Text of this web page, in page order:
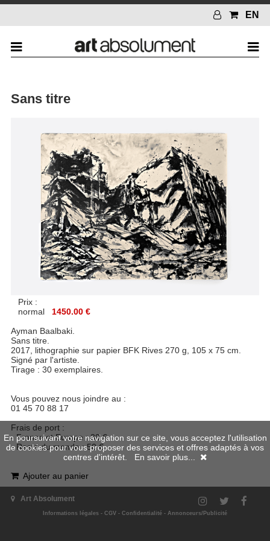
EN
Sans titre
Prix :
normal
1450.00 €
Ayman Baalbaki.
Sans titre.
2017, lithographie sur papier BFK Rives 270 g, 105 x 75 cm.
Signé par l'artiste.
Tirage : 30 exemplaires.
Vous pouvez nous joindre au :
01 45 70 88 17
Frais de port :
- France et Europe : 30 €
- Reste du monde : 50 €
Ajouter au panier
Retour| Haut de page
Art Absolument
Informations légales - CGV - Confidentialité - Annonceurs/Publicité
En poursuivant votre navigation sur ce site, vous acceptez l'utilisation
de cookies pour vous proposer des services et offres adaptés à vos
centres d'intérêt. En savoir plus...